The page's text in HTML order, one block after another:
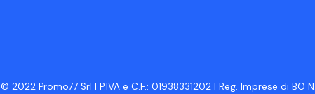
© 2022 Promo77 Srl | P.IVA e C.F.: 01938331202 | Reg. Imprese di